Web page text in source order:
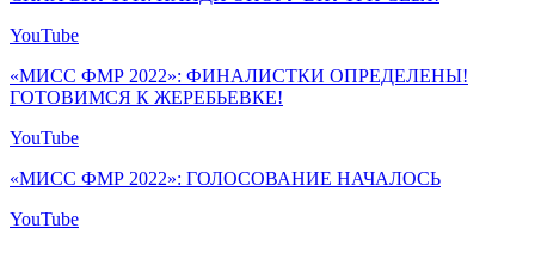
YouTube
«МИСС ФМР 2022»: ФИНАЛИСТКИ ОПРЕДЕЛЕНЫ!
ГОТОВИМСЯ К ЖЕРЕБЬЕВКЕ!
YouTube
«МИСС ФМР 2022»: ГОЛОСОВАНИЕ НАЧАЛОСЬ
YouTube